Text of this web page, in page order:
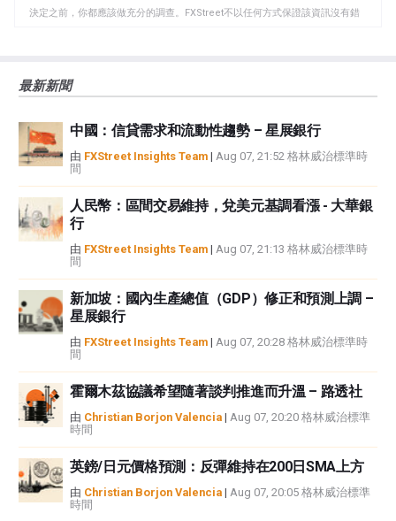
板
決定之前，你都應該做充分的調查。FXStreet不以任何方式保證該資訊沒有錯
觀點，並不代表FXStreet或其廣告商的官方政策或立場。作者不對本頁連結的
如果文章正文中沒有明確提到，在撰寫本文時，作者在本文中提到的任何股票
中都沒有頭寸，也沒有與文中提到的任何公司有業務關係。除了FXStreet，作
者沒有收到撰寫這篇文章的報酬。
FXStreet和作者不提供個性化的建議。作者對該資訊的準確性、完整性或適用
性不作任何陳述。FXStreet和作者將不承擔任何錯誤，遺漏或任何損失，傷害
或損害由此資訊及其顯示或使用引起的。錯誤和遺漏除外。本文作者和
FXStreet並非註冊投資顧問，本文內容無意提供任何投資建議。
最新新聞
中國：信貸需求和流動性趨勢 – 星展銀行
由 FXStreet Insights Team | Aug 07, 21:52 格林威治標準時
間
人民幣：區間交易維持，兌美元基調看漲 - 大華銀
行
由 FXStreet Insights Team | Aug 07, 21:13 格林威治標準時
間
新加坡：國內生產總值（GDP）修正和預測上調 –
星展銀行
由 FXStreet Insights Team | Aug 07, 20:28 格林威治標準時
間
霍爾木茲協議希望隨著談判推進而升溫 – 路透社
由 Christian Borjon Valencia | Aug 07, 20:20 格林威治標準
時間
英鎊/日元價格預測：反彈維持在200日SMA上方
由 Christian Borjon Valencia | Aug 07, 20:05 格林威治標準
時間